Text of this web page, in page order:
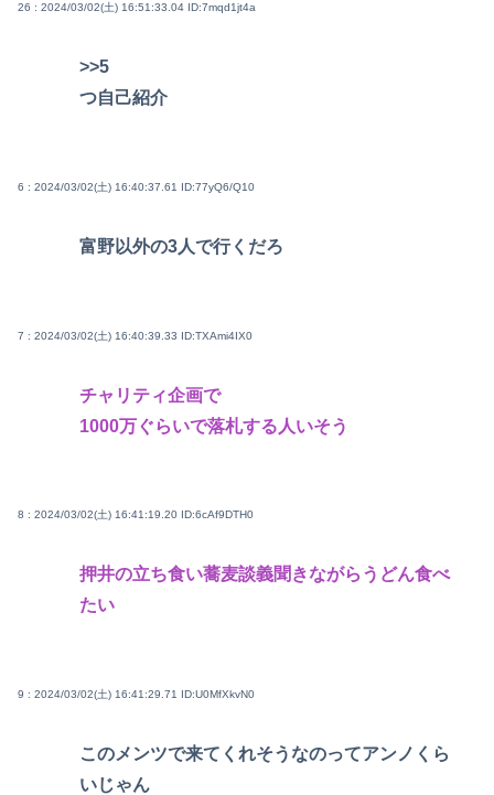
26 : 2024/03/02(土) 16:51:33.04 ID:7mqd1jt4a
>>5
つ自己紹介
6 : 2024/03/02(土) 16:40:37.61 ID:77yQ6/Q10
富野以外の3人で行くだろ
7 : 2024/03/02(土) 16:40:39.33 ID:TXAmi4IX0
チャリティ企画で
1000万ぐらいで落札する人いそう
8 : 2024/03/02(土) 16:41:19.20 ID:6cAf9DTH0
押井の立ち食い蕎麦談義聞きながらうどん食べ
たい
9 : 2024/03/02(土) 16:41:29.71 ID:U0MfXkvN0
このメンツで来てくれそうなのってアンノくら
いじゃん